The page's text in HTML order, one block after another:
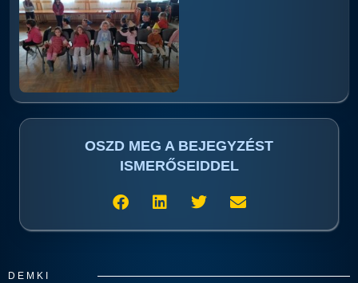
OSZD MEG A BEJEGYZÉST
ISMERŐSEIDDEL
DEMKI